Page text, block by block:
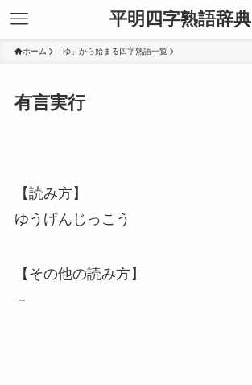
平明四字熟語辞典
ホーム 「ゆ」から始まる四字熟語一覧
有言実行
【読み方】
ゆうげんじっこう
【その他の読み方】
－